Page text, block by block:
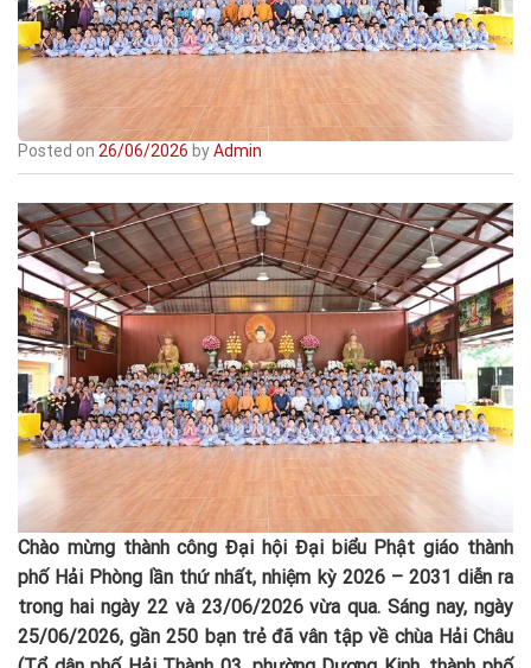
Posted on 26/06/2026 byAdmin
Chào mừng thành công Đại hội Đại biểu Phật giáo thành
phố Hải Phòng lần thứ nhất, nhiệm kỳ 2026 – 2031 diễn ra
trong hai ngày 22 và 23/06/2026 vừa qua. Sáng nay, ngày
25/06/2026, gần 250 bạn trẻ đã vân tập về chùa Hải Châu